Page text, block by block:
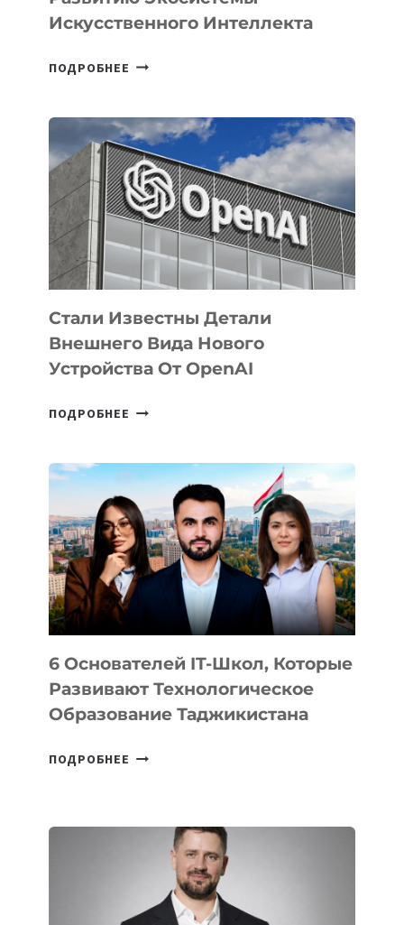
Искусственного Интеллекта
ПОДРОБНЕЕ В
ПРИОРИТЕТНЫЕ
ЗАДАЧИ
ПО
РАЗВИТИЮ
ЭКОСИСТЕМЫ
ИСКУССТВЕННОГО
ИНТЕЛЛЕКТА
Стали Известны Детали
Внешнего Вида Нового
Устройства От OpenAI
ПОДРОБНЕЕ СТАЛИ
ВНЕШНЕГО
ВИДА
НОВОГО
УСТРОЙСТВА
ОТ
OPENAI
6 Основателей IT-Школ, Которые
Развивают Технологическое
Образование Таджикистана
ПОДРОБНЕЕ
КОТОРЫЕ
РАЗВИВАЮТ
ТЕХНОЛОГИЧЕСКОЕ
ОБРАЗОВАНИЕ